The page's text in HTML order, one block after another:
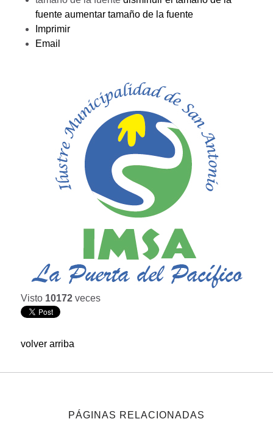
fuente aumentar tamaño de la fuente
Imprimir
Email
Visto 10172 veces
volver arriba
PÁGINAS RELACIONADAS